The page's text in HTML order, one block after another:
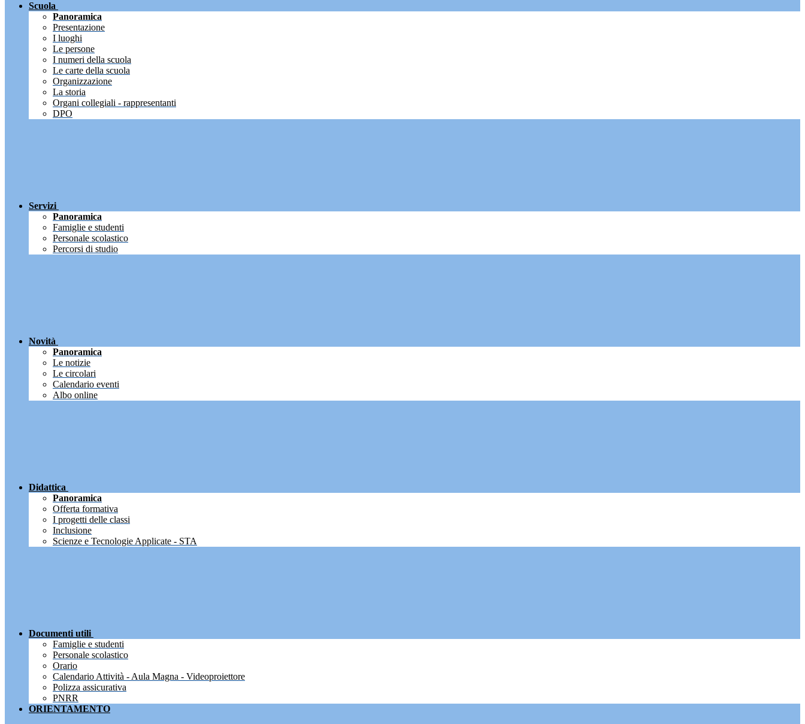
Scuola
Panoramica
Presentazione
I luoghi
Le persone
I numeri della scuola
Le carte della scuola
Organizzazione
La storia
Organi collegiali - rappresentanti
DPO
Servizi
Panoramica
Famiglie e studenti
Personale scolastico
Percorsi di studio
Novità
Panoramica
Le notizie
Le circolari
Calendario eventi
Albo online
Didattica
Panoramica
Offerta formativa
I progetti delle classi
Inclusione
Scienze e Tecnologie Applicate - STA
Documenti utili
Famiglie e studenti
Personale scolastico
Orario
Calendario Attività - Aula Magna - Videoproiettore
Polizza assicurativa
PNRR
ORIENTAMENTO